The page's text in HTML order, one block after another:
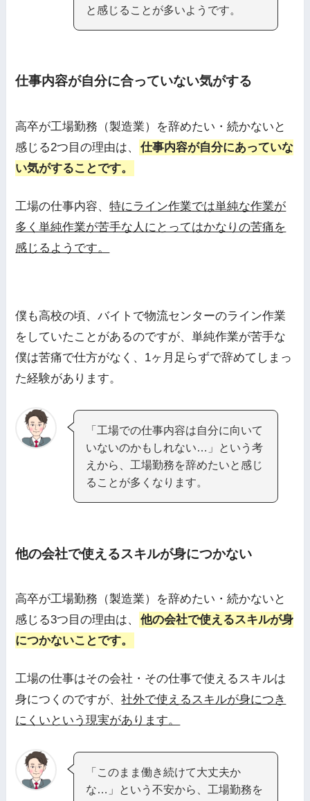
と感じることが多いようです。
仕事内容が自分に合っていない気がする
高卒が工場勤務（製造業）を辞めたい・続かないと
感じる2つ目の理由は、
仕事内容が自分にあっていな
い気がすることです。
工場の仕事内容、特にライン作業では単純な作業が
多く単純作業が苦手な人にとってはかなりの苦痛を
感じるようです。
僕も高校の頃、バイトで物流センターのライン作業
をしていたことがあるのですが、単純作業が苦手な
僕は苦痛で仕方がなく、1ヶ月足らずで辞めてしまっ
た経験があります。
「工場での仕事内容は自分に向いて
いないのかもしれない…」という考
えから、工場勤務を辞めたいと感じ
ることが多くなります。
他の会社で使えるスキルが身につかない
高卒が工場勤務（製造業）を辞めたい・続かないと
感じる3つ目の理由は、
他の会社で使えるスキルが身
につかないことです。
工場の仕事はその会社・その仕事で使えるスキルは
身につくのですが、社外で使えるスキルが身につき
にくいという現実があります。
「このまま働き続けて大丈夫か
な…」という不安から、工場勤務を